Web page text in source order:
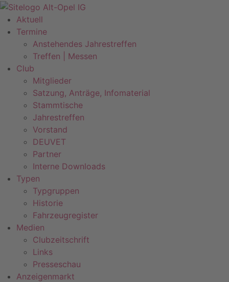
Zum
Inhalt
springen
Aktuell
Termine
Anstehendes Jahrestreffen
Treffen | Messen
Club
Mitglieder
Satzung, Anträge, Infomaterial
Stammtische
Jahrestreffen
Vorstand
DEUVET
Partner
Interne Downloads
Typen
Typgruppen
Historie
Fahrzeugregister
Medien
Clubzeitschrift
Links
Presseschau
Anzeigenmarkt